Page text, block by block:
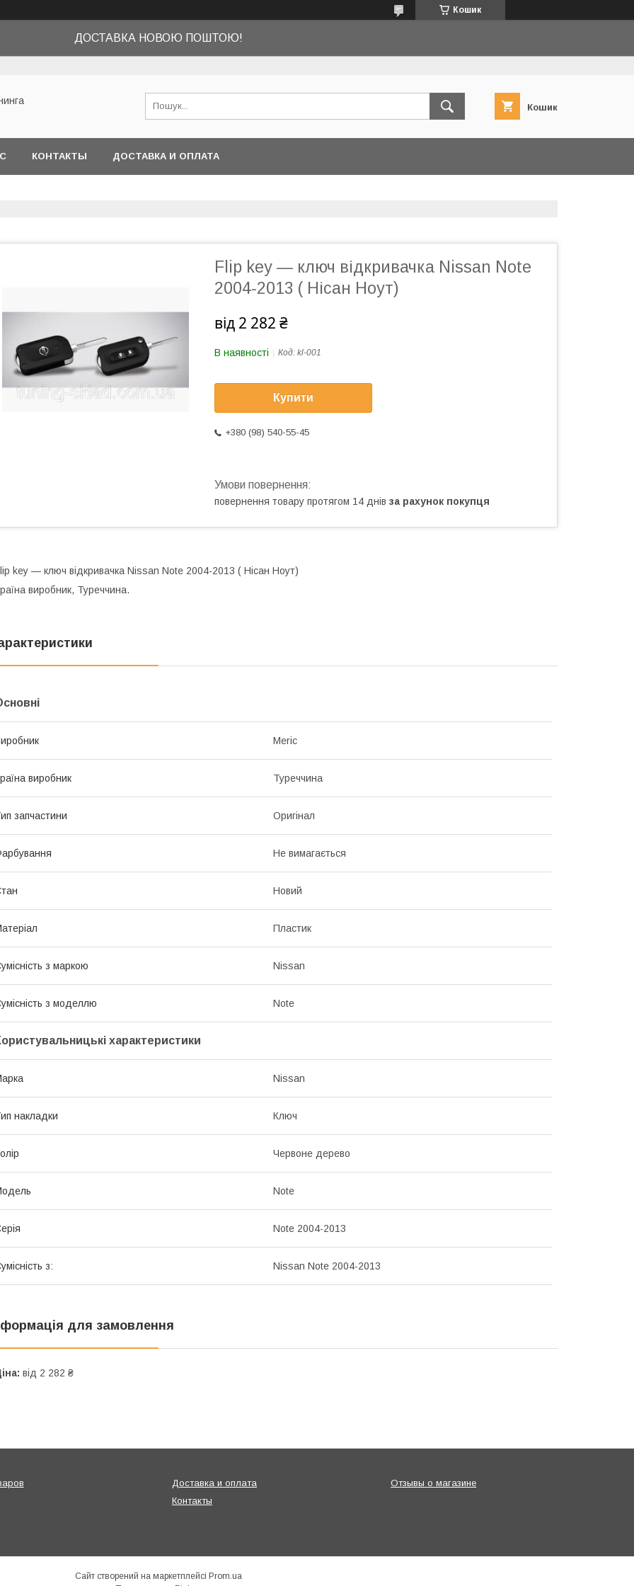
Кошик
ДОСТАВКА НОВОЮ ПОШТОЮ!
Кошик
КОНТАКТЫ ДОСТАВКА И ОПЛАТА
Flip key — ключ відкривачка Nissan Note
2004-2013 ( Нісан Ноут)
від 2 282 ₴
В наявності Код: kl-001
Купити
+380 (98) 540-55-45
повернення товару протягом 14 днів за рахунок покупця
key — ключ відкривачка Nissan Note 2004-2013 ( Нісан Ноут)
виробник, Туреччина.
Meric
виробник Туреччина
запчастини Оригінал
Не вимагається
Новий
Пластик
з маркою Nissan
з моделлю Note
характеристики
Nissan
накладки Ключ
Червоне дерево
Note
Note 2004-2013
з: Nissan Note 2004-2013
для замовлення
від 2 282 ₴
Доставка и оплата
Контакты
Отзывы о магазине
Сайт створений на маркетплейсі Prom.ua